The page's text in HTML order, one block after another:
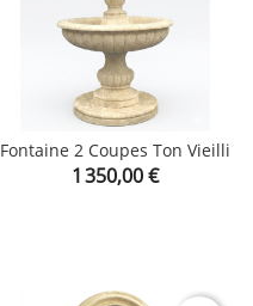
Fontaine 2 Coupes Ton Vieilli
Prix
1 350,00 €